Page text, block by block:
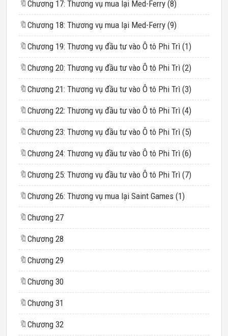
🔖 Chương 17: Thương vụ mua lại Med-Ferry (8)
🔖 Chương 18: Thương vụ mua lại Med-Ferry (9)
🔖 Chương 19: Thương vụ đầu tư vào Ô tô Phi Trì (1)
🔖 Chương 20: Thương vụ đầu tư vào Ô tô Phi Trì (2)
🔖 Chương 21: Thương vụ đầu tư vào Ô tô Phi Trì (3)
🔖 Chương 22: Thương vụ đầu tư vào Ô tô Phi Trì (4)
🔖 Chương 23: Thương vụ đầu tư vào Ô tô Phi Trì (5)
🔖 Chương 24: Thương vụ đầu tư vào Ô tô Phi Trì (6)
🔖 Chương 25: Thương vụ đầu tư vào Ô tô Phi Trì (7)
🔖 Chương 26: Thương vụ mua lại Saint Games (1)
🔖 Chương 27
🔖 Chương 28
🔖 Chương 29
🔖 Chương 30
🔖 Chương 31
🔖 Chương 32